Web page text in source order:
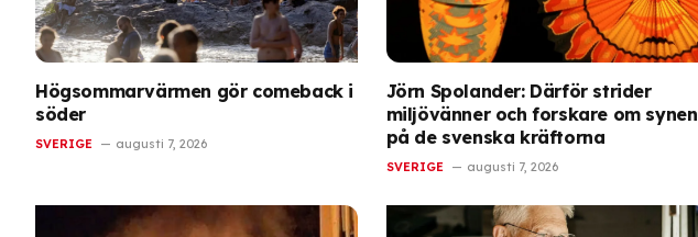
Högsommarvärmen gör comeback i
söder
SVERIGE augusti 7, 2026
Jörn Spolander: Därför strider
miljövänner och forskare om synen
på de svenska kräftorna
SVERIGE augusti 7, 2026